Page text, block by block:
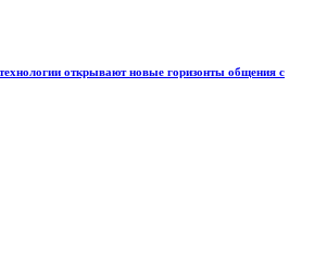
открывают новые горизонты общения с